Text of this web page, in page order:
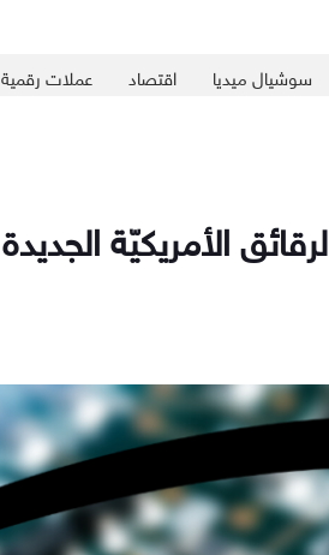
سوشيال ميديا اقتصاد عملات رقمية
الأمريكيّة الجديدة